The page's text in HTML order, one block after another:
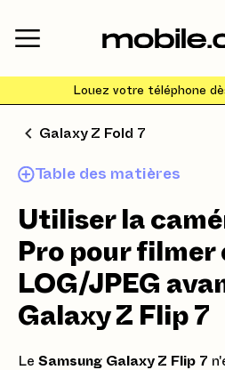
Louez votre téléphone
Galaxy Z Fold 7
Table des matières
Utiliser la
Pro pour filmer
LOG/JPEG
Galaxy Z Flip 7
Le Samsung Galaxy Z Flip 7